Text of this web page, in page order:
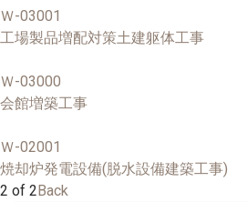
Ｗ-03001
工場製品増配対策土建躯体工事
Ｗ-03000
会館増築工事
Ｗ-02001
焼却炉発電設備(脱水設備建築工事)
2 of 2Back